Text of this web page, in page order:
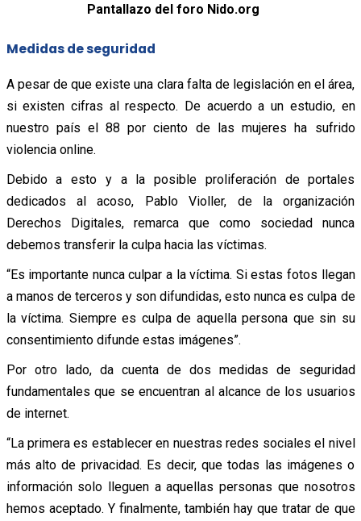
Pantallazo del foro Nido.org
Medidas de seguridad
A pesar de que existe una clara falta de legislación en el área,
si existen cifras al respecto. De acuerdo a un estudio, en
nuestro país el 88 por ciento de las mujeres ha sufrido
violencia online.
Debido a esto y a la posible proliferación de portales
dedicados al acoso, Pablo Violler, de la organización
Derechos Digitales, remarca que como sociedad nunca
debemos transferir la culpa hacia las víctimas.
“Es importante nunca culpar a la víctima. Si estas fotos llegan
a manos de terceros y son difundidas, esto nunca es culpa de
la víctima. Siempre es culpa de aquella persona que sin su
consentimiento difunde estas imágenes”.
Por otro lado, da cuenta de dos medidas de seguridad
fundamentales que se encuentran al alcance de los usuarios
de internet.
“La primera es establecer en nuestras redes sociales el nivel
más alto de privacidad. Es decir, que todas las imágenes o
información solo lleguen a aquellas personas que nosotros
hemos aceptado. Y finalmente, también hay que tratar de que